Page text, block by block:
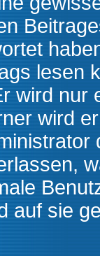
lesen
wird nur
wird
auf sie